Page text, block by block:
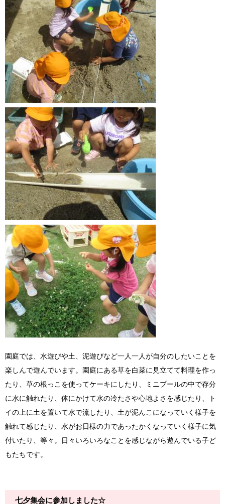
園庭では、水遊びや土、泥遊びなど一人一人が自分のしたいことを
楽しんで遊んでいます。園庭にある草を白菜に見立てて料理を作っ
たり、草の根っこを使ってケーキにしたり、ミニプールの中で存分
に水に触れたり、体にかけて水の冷たさや心地よさを感じたり、ト
イの上に土を置いて水で流したり、土が泥んこになっていく様子を
触れて感じたり、水がお日様の力であったかくなっていく様子に気
付いたり、等々。日々いろいろなことを感じながら遊んでいる子ど
もたちです。
七夕集会に参加しました☆